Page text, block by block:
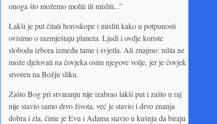
onoga što možemo moliti ili misliti...”
Lakši je put čitati horoskope i misliti kako u potpunosti
ovisimo o razmještaju planeta. Ljudi i ovdje koriste
slobodu izbora između tame i svjetla. Ali znajmo: ništa ne
može djelovati na čovjeka osim njegove volje, jer je čovjek
stvoren na Božju sliku.
Zašto Bog pri stvaranju nije izabrao lakši put i zašto u raj
nije stavio samo drvo života, već je stavio i drvo znanja
dobra i zla, čime je Evu i Adama stavio u kušnju da biraju